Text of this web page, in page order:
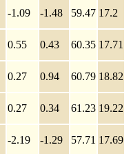
-1.09 -1.48 59.47 17.2
0.55 0.43 60.35 17.71
0.27 0.94 60.79 18.82
0.27 0.34 61.23 19.22
-2.19 -1.29 57.71 17.69